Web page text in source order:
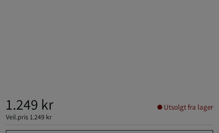
1.249 kr
Veil.pris 1.249 kr
Utsolgt fra lager